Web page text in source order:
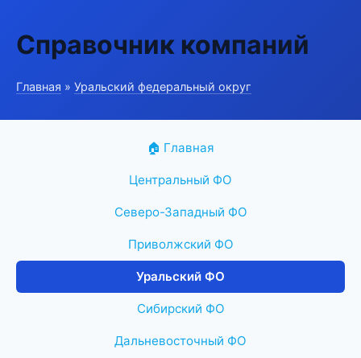
Справочник компаний
Главная » Уральский федеральный округ
🏠 Главная
Центральный ФО
Северо-Западный ФО
Приволжский ФО
Уральский ФО
Сибирский ФО
Дальневосточный ФО